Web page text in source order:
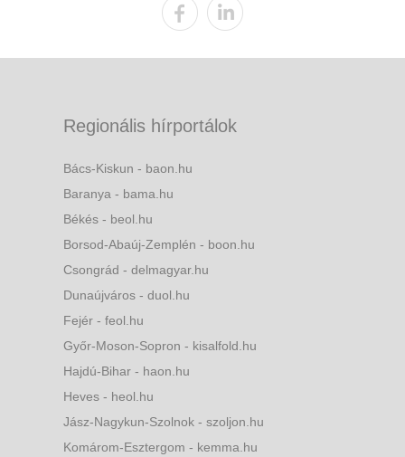
Regionális hírportálok
Bács-Kiskun - baon.hu
Baranya - bama.hu
Békés - beol.hu
Borsod-Abaúj-Zemplén - boon.hu
Csongrád - delmagyar.hu
Dunaújváros - duol.hu
Fejér - feol.hu
Győr-Moson-Sopron - kisalfold.hu
Hajdú-Bihar - haon.hu
Heves - heol.hu
Jász-Nagykun-Szolnok - szoljon.hu
Komárom-Esztergom - kemma.hu